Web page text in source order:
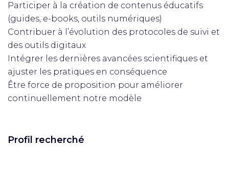
Participer à la création de contenus éducatifs
(guides, e-books, outils numériques)
Contribuer à l’évolution des protocoles de suivi et
des outils digitaux
Intégrer les dernières avancées scientifiques et
ajuster les pratiques en conséquence
Être force de proposition pour améliorer
continuellement notre modèle
Profil recherché